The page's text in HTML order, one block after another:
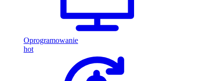
Oprogramowanie
hot